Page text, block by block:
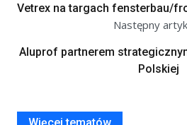
Vetrex na targach fensterbau/
Następny
Aluprof partnerem
Polskiej